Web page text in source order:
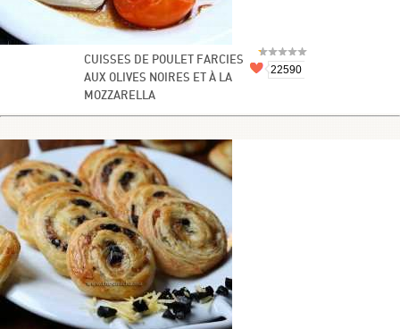
CUISSES DE POULET FARCIES
AUX OLIVES NOIRES ET À LA
MOZZARELLA
22590